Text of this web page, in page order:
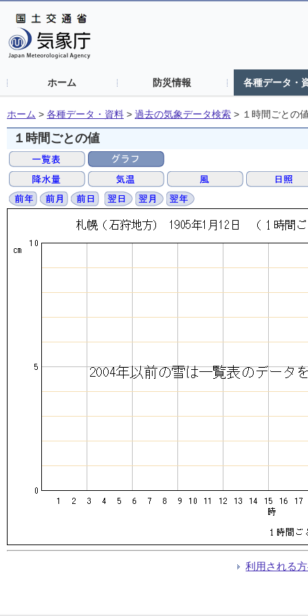
ホーム 防災情報 各種データ・
ホーム > 各種データ・資料 > 過去の気象データ検索 > １時間ごとの
１時間ごとの値
利用される